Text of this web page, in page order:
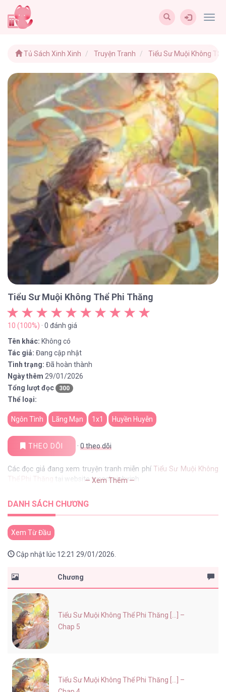
Tủ Sách Xinh Xinh Truyện Tranh Tiểu Sư Muội Không
Tiểu Sư Muội Không Thể Phi Thăng
10 (100%) · 0 đánh giá
Tên khác: Không có
Tác giả: Đang cập nhật
Tình trạng: Đã hoàn thành
Ngày thêm 29/01/2026
Tổng lượt đọc
300
Thể loại:
Ngôn Tình Lãng Mạn 1x1 Huyền Huyễn
THEO DÕI · 0theo dõi
Các đọc giả đang xem truyện tranh miễn phí Tiểu Sư Muội Không
Thể Phi Thăng
tại website tusachxinhxinh
— Xem Thêm —
DANH SÁCH CHƯƠNG
Xem Từ Đầu
Cập nhật lúc 12:21 29/01/2026.
Chương
Tiểu Sư Muội Không Thể Phi Thăng [...] –
Chap 5
Tiểu Sư Muội Không Thể Phi Thăng [...] –